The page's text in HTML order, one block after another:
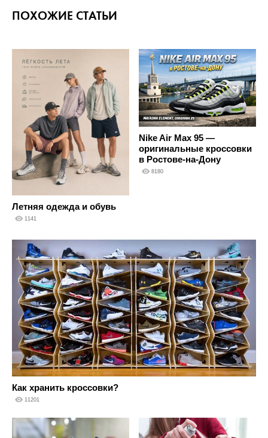
ПОХОЖИЕ СТАТЬИ
Летняя одежда и обувь
1141
Nike Air Max 95 —
оригинальные кроссовки
в Ростове-на-Дону
8180
Как хранить кроссовки?
11201